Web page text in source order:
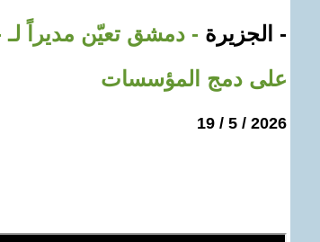
- الجزيرة - دمشق تعيّن مديراً لـ
على دمج المؤسسات
2026 / 5 / 19